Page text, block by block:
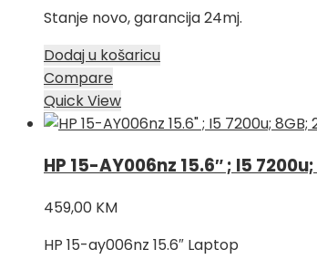
Stanje novo, garancija 24mj.
Dodaj u košaricu
Compare
Quick View
HP 15-AY006nz 15.6″ ; I5
459,00 KM
HP 15-ay006nz 15.6″ Laptop